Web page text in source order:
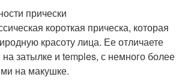
прически
короткая прическа, которая
красоту лица. Ее отличаете
затылке и temples, с немного более
на макушке.